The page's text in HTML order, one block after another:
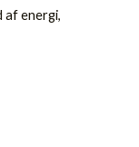
af energi,